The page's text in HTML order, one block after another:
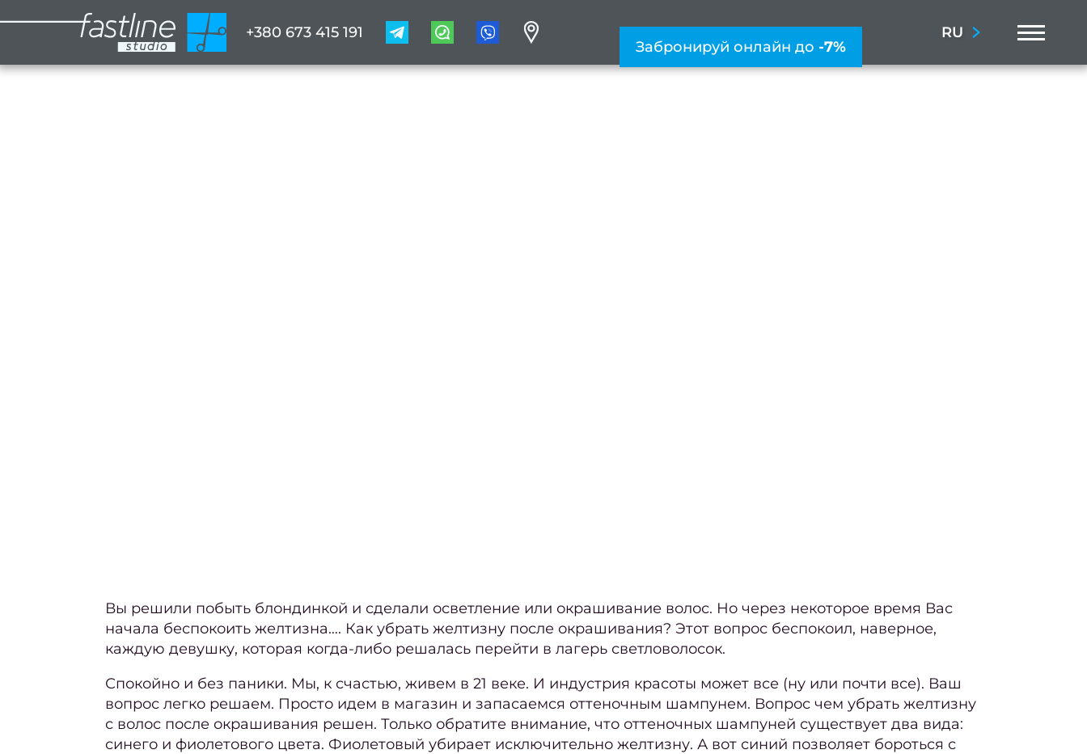
+380 673 415 191
Забронируй онлайн до -7%
RU
Вы решили побыть блондинкой и сделали осветление или окрашивание волос. Но через некоторое время Вас
начала беспокоить желтизна…. Как убрать желтизну после окрашивания? Этот вопрос беспокоил, наверное,
каждую девушку, которая когда-либо решалась перейти в лагерь светловолосок.
Спокойно и без паники. Мы, к счастью, живем в 21 веке. И индустрия красоты может все (ну или почти все). Ваш
вопрос легко решаем. Просто идем в магазин и запасаемся оттеночным шампунем. Вопрос чем убрать желтизну
с волос после окрашивания решен. Только обратите внимание, что оттеночных шампуней существует два вида:
синего и фиолетового цвета. Фиолетовый убирает исключительно желтизну. А вот синий позволяет бороться с